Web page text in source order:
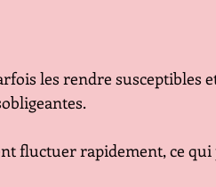
les rendre susceptibles
fluctuer rapidement, ce